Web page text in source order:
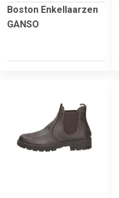
Boston Enkellaarzen
GANSO